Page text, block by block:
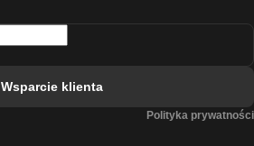
Wsparcie klienta
Polityka prywatności